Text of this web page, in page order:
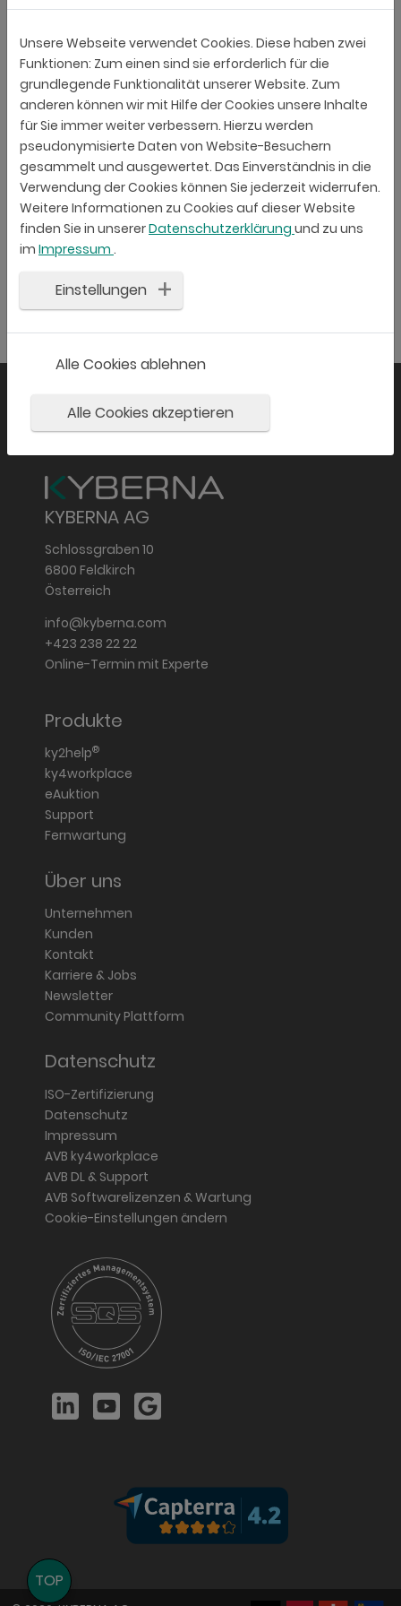
KYBERNA AG
Schlossgraben 10
6800 Feldkirch
Österreich
info@kyberna.com
+423 238 22 22
Online-Termin mit Experte
Produkte
ky2help®
ky4workplace
eAuktion
Support
Fernwartung
Über uns
Unternehmen
Kunden
Kontakt
Karriere & Jobs
Newsletter
Community Plattform
Datenschutz
ISO-Zertifizierung
Datenschutz
Impressum
AVB ky4workplace
AVB DL & Support
AVB Softwarelizenzen & Wartung
Cookie-Einstellungen ändern
LinkedInYouTubeGoogle
TOP
Unsere Webseite verwendet Cookies. Diese haben zwei
Funktionen: Zum einen sind sie erforderlich für die
grundlegende Funktionalität unserer Website. Zum
anderen können wir mit Hilfe der Cookies unsere Inhalte
für Sie immer weiter verbessern. Hierzu werden
pseudonymisierte Daten von Website-Besuchern
gesammelt und ausgewertet. Das Einverständnis in die
Verwendung der Cookies können Sie jederzeit widerrufen.
Weitere Informationen zu Cookies auf dieser Website
finden Sie in unsererDatenschutzerklärung und zu uns
im Impressum .
Einstellungen
Alle Cookies ablehnen
Alle Cookies akzeptieren